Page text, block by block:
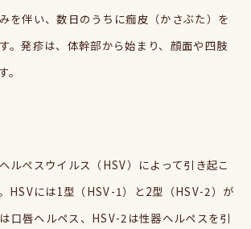
を伴い、数日のうちに痂皮（かさぶた）を
。発疹は、体幹部から始まり、顔面や四肢
ルペスウイルス（HSV）によって引き起こ
HSVには1型（HSV-1）と2型（HSV-2）が
口唇ヘルペス、HSV-2は性器ヘルペスを引